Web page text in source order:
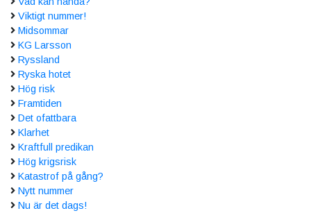
Viktigt nummer!
Midsommar
KG Larsson
Ryssland
Ryska hotet
Hög risk
Framtiden
Det ofattbara
Klarhet
Kraftfull predikan
Hög krigsrisk
Katastrof på gång?
Nytt nummer
Nu är det dags!